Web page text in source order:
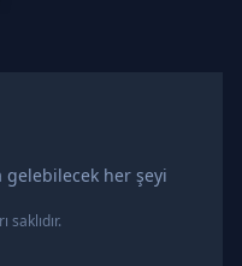
gelebilecek her şeyi